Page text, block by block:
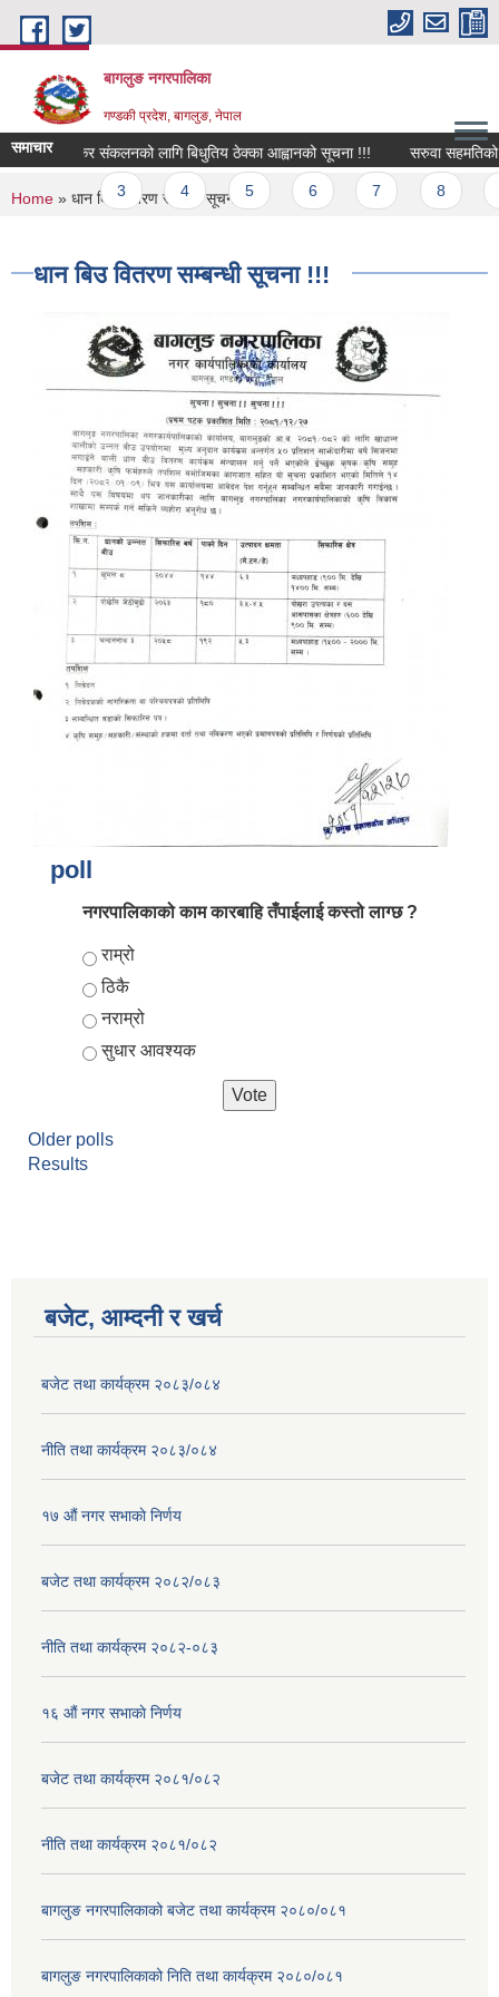
Skip to main content
बागलुङ नगरपालिका
गण्डकी प्रदेश, बागलुङ, नेपाल
समाचार
कार्यको कर संकलनको लागि बिधुतिय ठेक्का आह्वानको सूचना !!! सरुवा सहमतिको
3 4 5
You are here
Home » धान बिउ वितरण सम्बन्धी सूचना !!!
धान बिउ वितरण सम्बन्धी सूचना !!!
poll
नगरपालिकाको काम कारबाहि तँपाईलाई कस्तो लाग्छ ?
Choices
राम्रो
ठिकै
नराम्रो
सुधार आवश्यक
Older polls
Results
बजेट, आम्दनी र खर्च
बजेट तथा कार्यक्रम २०८३/०८४
नीति तथा कार्यक्रम २०८३/०८४
१७ ‌‍औं नगर सभाकाे निर्णय
बजेट तथा कार्यक्रम २०८२/०८३
नीति तथा कार्यक्रम २०८२-०८३
१६ ‌औं नगर सभाकाे निर्णय
बजेट तथा कार्यक्रम २०८१/०८२
नीति तथा कार्यक्रम २०८१/०८२
बागलुङ नगरपालिकाको बजेट तथा कार्यक्रम २०८०/०८१
बागलुङ नगरपालिकाको निति तथा कार्यक्रम २०८०/०८१